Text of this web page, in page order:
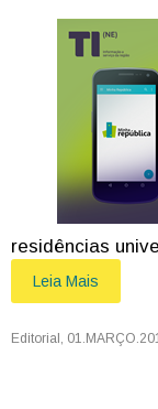
residências
Leia Mais
Editorial